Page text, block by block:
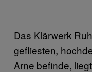
Das Klärwerk
gefliesten,
Arne befinde,